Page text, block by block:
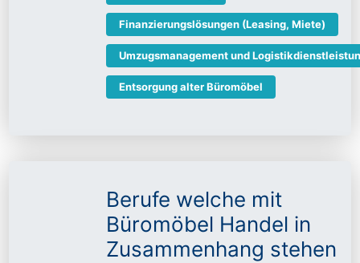
Finanzierungslösungen (Leasing, Miete)
Umzugsmanagement und
Entsorgung alter Büromöbel
Berufe welche mit
Büromöbel Handel in
Zusammenhang stehen